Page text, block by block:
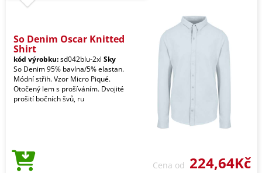
So Denim Oscar Knitted
Shirt
kód výrobku:sd042blu-2xl Sky
So Denim 95% bavlna/5% elastan.
Módní střih. Vzor Micro Piqué.
Otočený lem s prošíváním. Dvojité
prošití bočních švů, ru
Cena od 224,64Kč